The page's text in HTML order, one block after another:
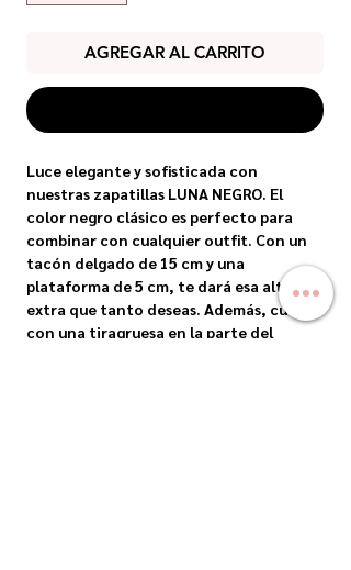
AGREGAR AL CARRITO
Luce elegante y sofisticada con
nuestras zapatillas LUNA NEGRO. El
color negro clásico es perfecto para
combinar con cualquier outfit. Con un
tacón delgado de 15 cm y una
plataforma de 5 cm, te dará esa altura
extra que tanto deseas. Además, cuenta
con una tiragruesa en la parte del